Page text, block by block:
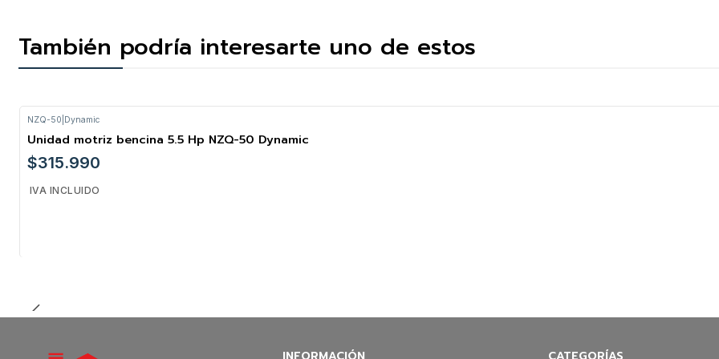
También podría interesarte uno de estos
NZQ-50 Dynamic
Unidad motriz bencina 5.5 Hp NZQ-50 Dynamic
$315.990
IVA INCLUIDO